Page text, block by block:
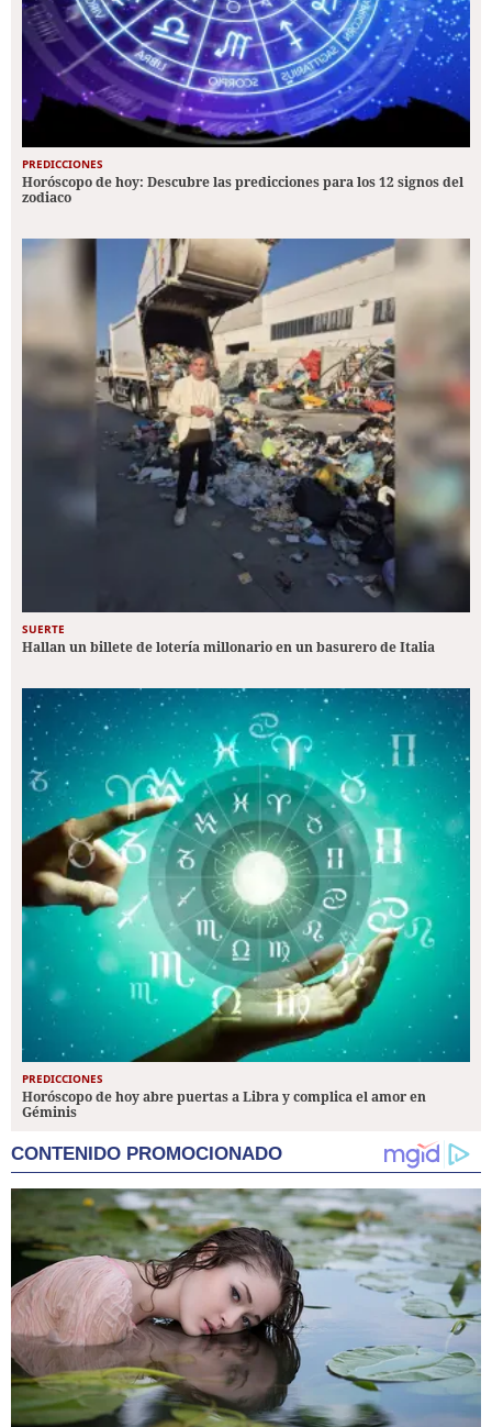
PREDICCIONES
Horóscopo de hoy: Descubre las predicciones para los 12 signos del
zodiaco
SUERTE
Hallan un billete de lotería millonario en un basurero de Italia
PREDICCIONES
Horóscopo de hoy abre puertas a Libra y complica el amor en
Géminis
CONTENIDO PROMOCIONADO